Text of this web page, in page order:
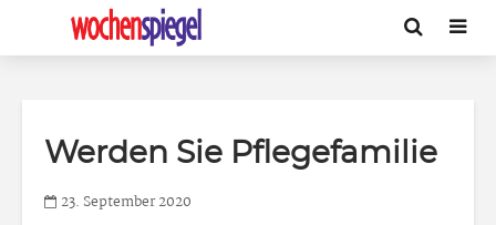
Werden Sie Pflegefamilie
23. September 2020